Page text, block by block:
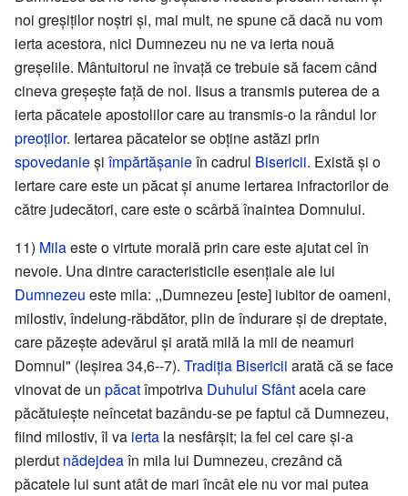
noi greșiților noștri și, mai mult, ne spune că dacă nu vom
ierta acestora, nici Dumnezeu nu ne va ierta nouă
greșelile. Mântuitorul ne învață ce trebuie să facem când
cineva greșește față de noi. Iisus a transmis puterea de a
ierta păcatele apostolilor care au transmis-o la rândul lor
preoților. Iertarea păcatelor se obține astăzi prin
spovedanieși împărtășanieîn cadrul Bisericii. Există și o
iertare care este un păcat și anume iertarea infractorilor de
către judecători, care este o scârbă înaintea Domnului.
11) Milaeste o virtute morală prin care este ajutat cel în
nevoie. Una dintre caracteristicile esențiale ale lui
Dumnezeu este mila: ,,Dumnezeu [este] iubitor de oameni,
milostiv, îndelung-răbdător, plin de îndurare și de dreptate,
care păzește adevărul și arată milă la mii de neamuri
Domnul" (Ieșirea 34,6--7). Tradiția Bisericii arată că se face
vinovat de un păcatîmpotriva Duhului Sfântacela care
păcătuiește neîncetat bazându-se pe faptul că Dumnezeu,
fiind milostiv, îl va ierta la nesfârșit; la fel cel care și-a
pierdut nădejdeaîn mila lui Dumnezeu, crezând că
păcatele lui sunt atât de mari încât ele nu vor mai putea